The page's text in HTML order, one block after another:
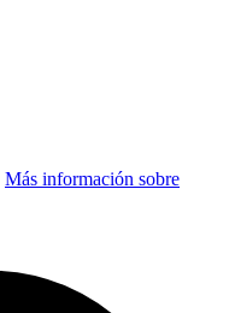
Más información sobre